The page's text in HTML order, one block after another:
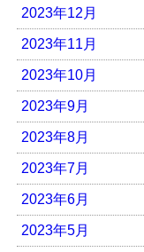
2023年12月
2023年11月
2023年10月
2023年9月
2023年8月
2023年7月
2023年6月
2023年5月